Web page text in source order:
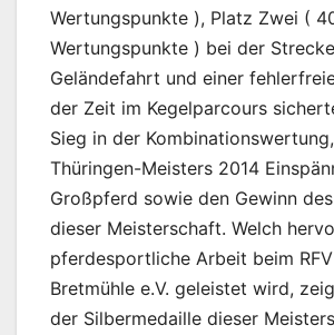
Wertungspunkte ), Platz Zwei (
Wertungspunkte ) bei der
Geländefahrt und einer
der Zeit im Kegelparcours
Sieg in der
Thüringen-Meisters 2014
Großpferd sowie den Gewinn
dieser Meisterschaft. Welch
pferdesportliche Arbeit beim
Bretmühle e.V. geleistet wird,
der Silbermedaille dieser